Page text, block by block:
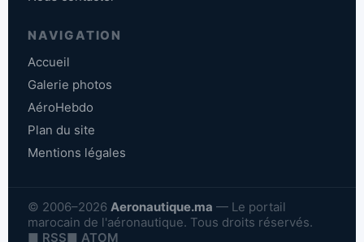
NAVIGATION
Accueil
Galerie photos
AéroHebdo
Plan du site
Mentions légales
© 2006–2026 Aeronautique.ma — Le portail
marocain de l'aéronautique. Tous droits réservés.
■ RSS■ ATOM